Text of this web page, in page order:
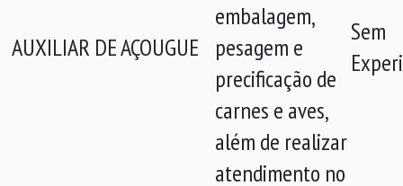
AUXILIAR DE AÇOUGUE
embalagem,
pesagem e
precificação de
carnes e aves,
além de realizar
atendimento no
Sem